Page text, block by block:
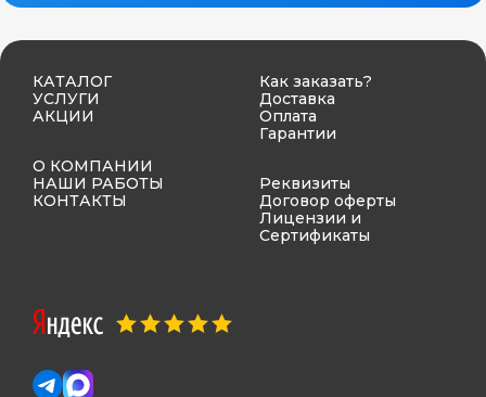
КАТАЛОГ
УСЛУГИ
АКЦИИ
О КОМПАНИИ
НАШИ РАБОТЫ
КОНТАКТЫ
Как заказать?
Доставка
Оплата
Гарантии
Реквизиты
Договор оферты
Лицензии и
Сертификаты